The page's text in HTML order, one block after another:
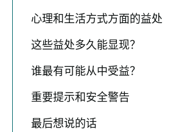
心理和生活方式方面的益处
这些益处多久能显现？
谁最有可能从中受益？
重要提示和安全警告
最后想说的话